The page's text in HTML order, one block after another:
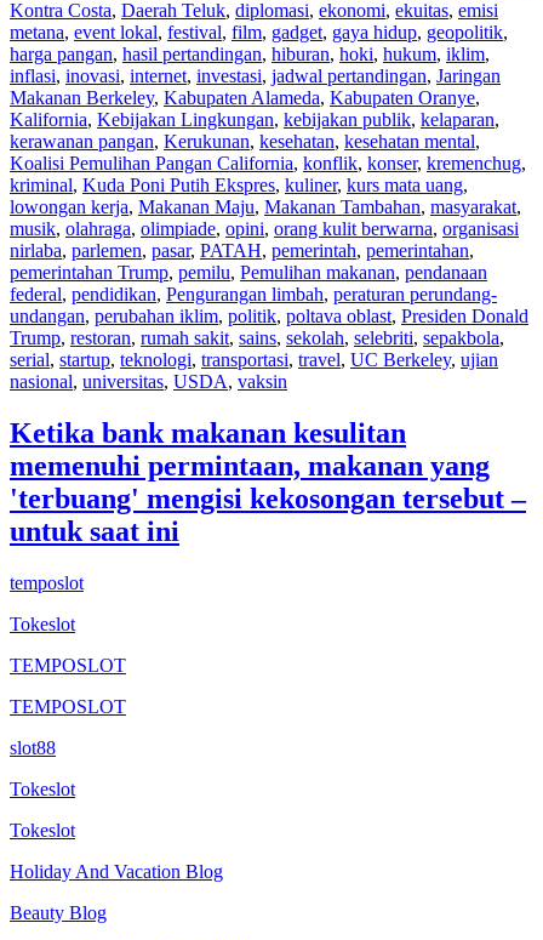
Kontra Costa, Daerah Teluk, diplomasi, ekonomi, ekuitas, emisi
metana, event lokal, festival, film, gadget, gaya hidup, geopolitik,
harga pangan, hasil pertandingan, hiburan, hoki, hukum, iklim,
inflasi, inovasi, internet, investasi, jadwal pertandingan, Jaringan
Makanan Berkeley, Kabupaten Alameda, Kabupaten Oranye,
Kalifornia, Kebijakan Lingkungan, kebijakan publik, kelaparan,
kerawanan pangan, Kerukunan, kesehatan, kesehatan mental,
Koalisi Pemulihan Pangan California, konflik, konser, kremenchug,
kriminal, Kuda Poni Putih Ekspres, kuliner, kurs mata uang,
lowongan kerja, Makanan Maju, Makanan Tambahan, masyarakat,
musik, olahraga, olimpiade, opini, orang kulit berwarna, organisasi
nirlaba, parlemen, pasar, PATAH, pemerintah, pemerintahan,
pemerintahan Trump, pemilu, Pemulihan makanan, pendanaan
federal, pendidikan, Pengurangan limbah, peraturan perundang-
undangan, perubahan iklim, politik, poltava oblast, Presiden Donald
Trump, restoran, rumah sakit, sains, sekolah, selebriti, sepakbola,
serial, startup, teknologi, transportasi, travel, UC Berkeley, ujian
nasional, universitas, USDA, vaksin
Ketika bank makanan kesulitan
memenuhi permintaan, makanan yang
'terbuang' mengisi kekosongan tersebut –
untuk saat ini
temposlot
Tokeslot
TEMPOSLOT
TEMPOSLOT
slot88
Tokeslot
Tokeslot
Holiday And Vacation Blog
Beauty Blog